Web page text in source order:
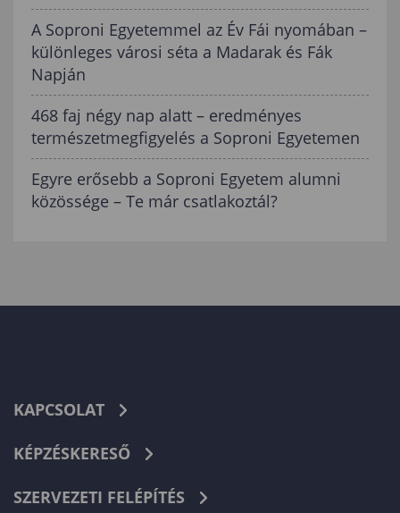
A Soproni Egyetemmel az Év Fái nyomában –
különleges városi séta a Madarak és Fák
Napján
468 faj négy nap alatt – eredményes
természetmegfigyelés a Soproni Egyetemen
Egyre erősebb a Soproni Egyetem alumni
közössége – Te már csatlakoztál?
KAPCSOLAT
KÉPZÉSKERESŐ
SZERVEZETI FELÉPÍTÉS